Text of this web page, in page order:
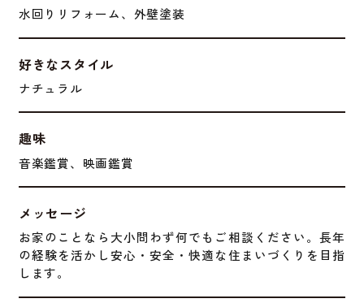
水回りリフォーム、外壁塗装
好きなスタイル
ナチュラル
趣味
音楽鑑賞、映画鑑賞
メッセージ
お家のことなら大小問わず何でもご相談ください。長年
の経験を活かし安心・安全・快適な住まいづくりを目指
します。